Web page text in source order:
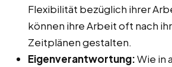
Flexibilität bezüglich ihrer
können ihre Arbeit oft nach
Zeitplänen gestalten.
Eigenverantwortung:Wie in